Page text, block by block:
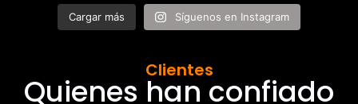
Cargar más Síguenos en Instagram
Clientes
Quienes han confiado